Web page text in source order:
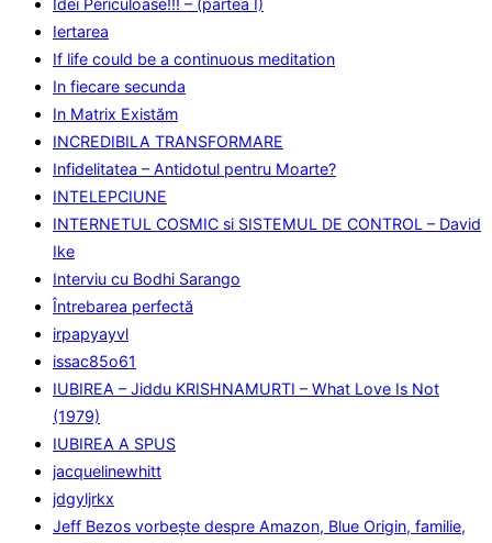
Idei Periculoase!!! – (partea I)
Iertarea
If life could be a continuous meditation
In fiecare secunda
In Matrix Existăm
INCREDIBILA TRANSFORMARE
Infidelitatea – Antidotul pentru Moarte?
INTELEPCIUNE
INTERNETUL COSMIC si SISTEMUL DE CONTROL – David
Ike
Interviu cu Bodhi Sarango
Întrebarea perfectă
irpapyayvl
issac85o61
IUBIREA – Jiddu KRISHNAMURTI – What Love Is Not
(1979)
IUBIREA A SPUS
jacquelinewhitt
jdgyljrkx
Jeff Bezos vorbește despre Amazon, Blue Origin, familie,